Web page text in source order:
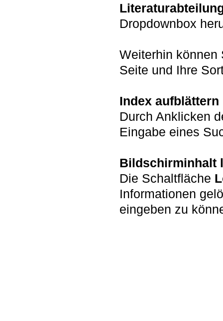
Dropdownbox
Weiterhin können
Seite und Ihre
Index aufblättern
Durch Anklicken
Eingabe eines
Bildschirminhalt
Die Schaltfläche
Informationen
eingeben zu